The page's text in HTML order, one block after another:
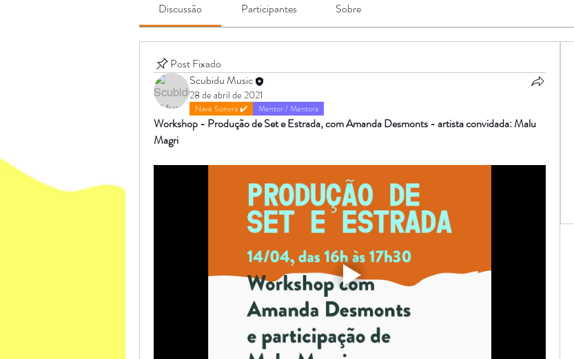
Discussão Participantes Sobre
Post Fixado
Scubidu Music
28 de abril de 2021
Nave Sonora ✔️ Mentor / Mentora
Workshop - Produção de Set e Estrada, com Amanda Desmonts - artista convidada: Malu
Magri